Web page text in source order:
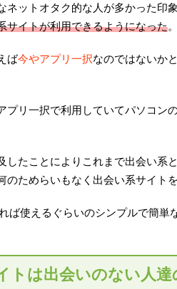
ネットオタク的な人が多かった印
サイトが利用できるようになった。
ば今やアプリ一択なのではないか
プリ一択で利用していてパソコン
したことによりこれまで出会い系
のためらいもなく出会い系サイト
ば使えるぐらいのシンプルで簡単
トは出会いのない人達